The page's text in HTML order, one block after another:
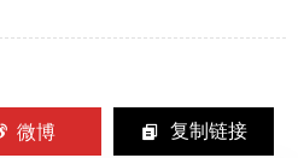
微博 复制链接